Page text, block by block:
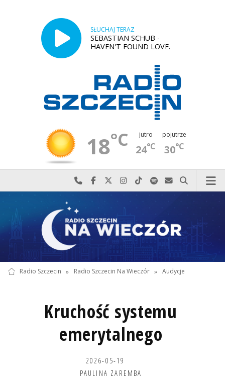
SŁUCHAJ TERAZ
SEBASTIAN SCHUB -
HAVEN'T FOUND LOVE.
18°C jutro
24°C
pojutrze
30°C
Najlepiej po prostu do nas zadzwoń
Odwiedź nas na Facebook-u
Odwiedź nas na X
Odwiedź nas na Instagram-ie
Odwiedź nas na TikTok-u
Szukaj nas na Spotify
Wyślij do nas
Szukaj
Radio Szczecin » Radio Szczecin Na Wieczór » Audycje
Kruchość systemu
emerytalnego
2026-05-19
PAULINA ZAREMBA